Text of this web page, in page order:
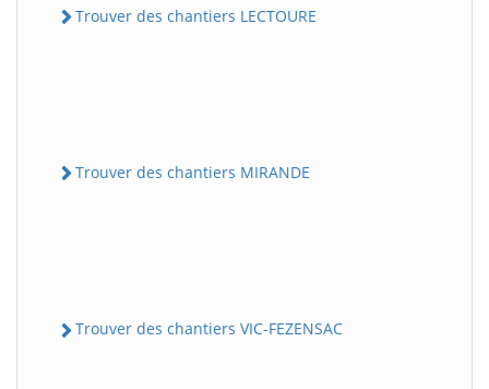
Trouver des chantiers LECTOURE
Trouver des chantiers MIRANDE
Trouver des chantiers VIC-FEZENSAC